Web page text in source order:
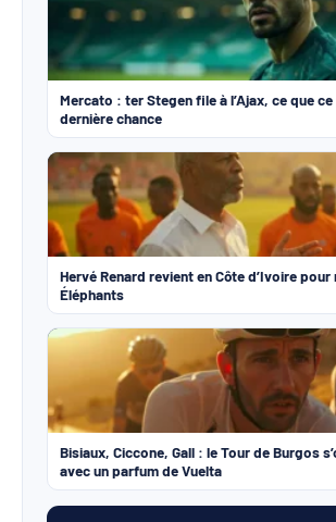
Mercato : ter Stegen file à l’Ajax, ce que
dernière chance
Hervé Renard revient en Côte d’Ivoire
Éléphants
Bisiaux, Ciccone, Gall : le Tour de Burgos
avec un parfum de Vuelta